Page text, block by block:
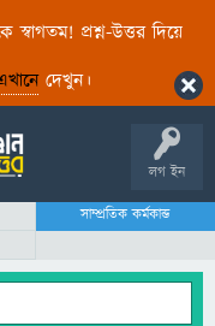
স্বাগতম! প্রশ্ন-উত্তর দিয়ে
দেখুন।
লগ ইন
সাম্প্রতিক কর্মকান্ড